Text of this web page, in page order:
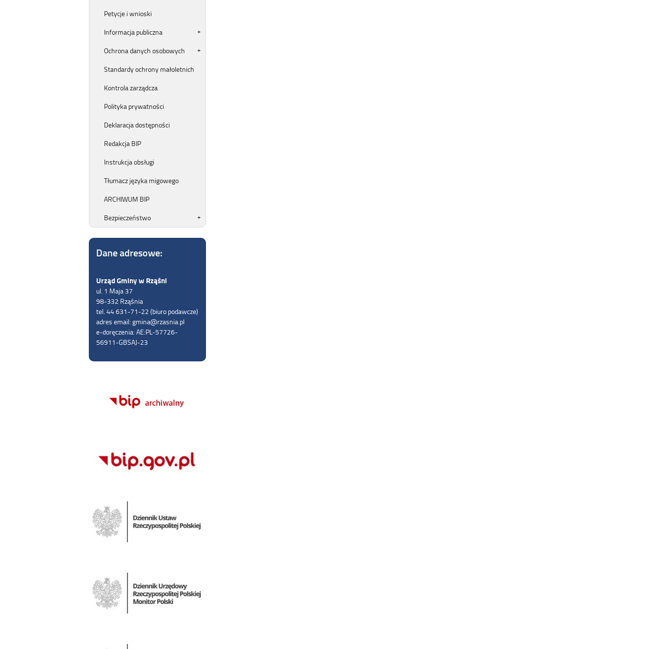
Petycje i wnioski
Informacja publiczna
Ochrona danych osobowych
Standardy ochrony małoletnich
Kontrola zarządcza
Polityka prywatności
Deklaracja dostępności
Redakcja BIP
Instrukcja obsługi
Tłumacz języka migowego
ARCHIWUM BIP
Bezpieczeństwo
Dane adresowe:
Urząd Gminy w Rząśni
ul. 1 Maja 37
98-332 Rząśnia
tel. 44 631-71-22 (biuro podawcze)
adres email: gmina@rzasnia.pl
e-doręczenia: AE:PL-57726-
56911-GBSAJ-23